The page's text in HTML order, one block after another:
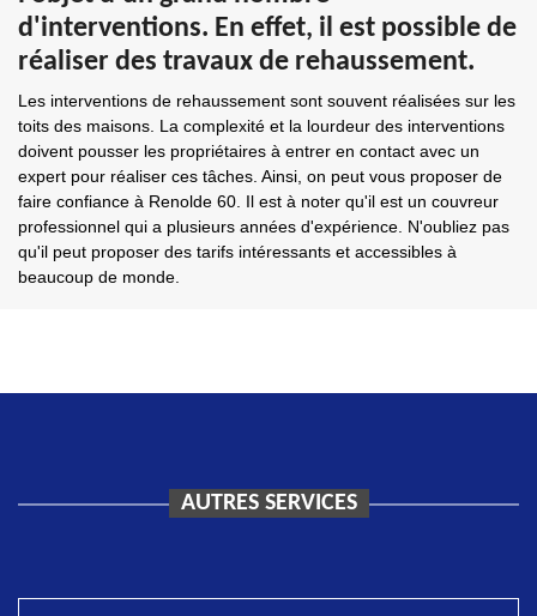
d'interventions. En effet, il est possible de
réaliser des travaux de rehaussement.
Les interventions de rehaussement sont souvent réalisées sur les
toits des maisons. La complexité et la lourdeur des interventions
doivent pousser les propriétaires à entrer en contact avec un
expert pour réaliser ces tâches. Ainsi, on peut vous proposer de
faire confiance à Renolde 60. Il est à noter qu'il est un couvreur
professionnel qui a plusieurs années d'expérience. N'oubliez pas
qu'il peut proposer des tarifs intéressants et accessibles à
beaucoup de monde.
AUTRES SERVICES